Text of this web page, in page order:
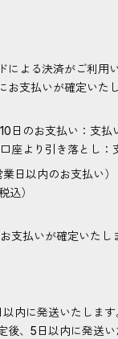
よる決済がご利用
支払いが確定いたし
日のお支払い：支払
座より引き落とし：
日以内のお支払い）
込）
支払いが確定いたし
内に発送いたします
、5日以内に発送い